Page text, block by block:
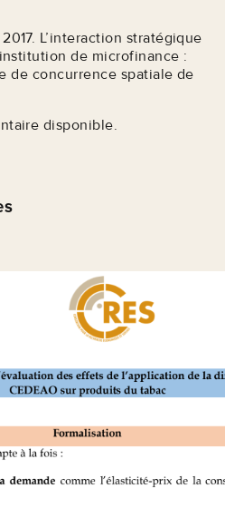
L’interaction stratégique
de microfinance :
de concurrence spatiale de
disponible.